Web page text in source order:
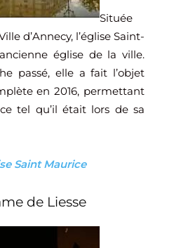
Située
d’Annecy, l’église Saint-
église de la ville.
passé, elle a fait l’objet
en 2016, permettant
tel qu’il était lors de sa
Saint Maurice
de Liesse